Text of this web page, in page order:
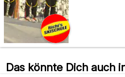
Das könnte Dich auch